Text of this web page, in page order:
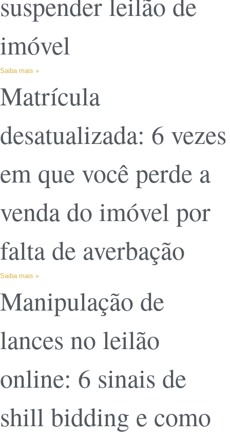
imóvel
Saiba mais »
Matrícula
desatualizada: 6 vezes
em que você perde a
venda do imóvel por
falta de averbação
Saiba mais »
Manipulação de
lances no leilão
online: 6 sinais de
shill bidding e como